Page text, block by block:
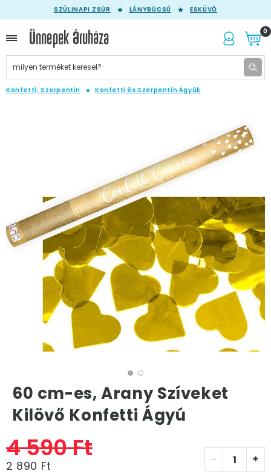
SZÜLINAPI ZSÚR LÁNYBÚCSÚ ESKÜVŐ
0
Konfetti, Szerpentin Konfetti és Szerpentin Ágyúk
60 cm-es, Arany Szíveket
Kilövő Konfetti Ágyú
4 590 Ft
2 890 Ft - +